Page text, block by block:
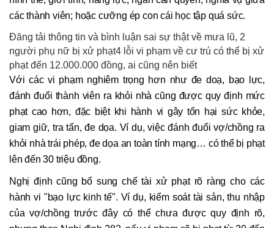
các thành viên; hoặc cưỡng ép con cái học tập quá sức.
Đăng tải thông tin và bình luận sai sự thật về mưa lũ, 2
người phụ nữ bị xử phạt4 lỗi vi phạm về cư trú có thể bị xử
phạt đến 12.000.000 đồng, ai cũng nên biết
Với các vi phạm nghiêm trọng hơn như đe doạ, bạo lực,
đánh đuổi thành viên ra khỏi nhà cũng được quy định mức
phạt cao hơn, đặc biệt khi hành vi gây tổn hại sức khỏe,
giam giữ, tra tấn, đe dọa. Ví dụ, việc đánh đuổi vợ/chồng ra
khỏi nhà trái phép, đe dọa an toàn tính mạng… có thể bị phạt
lên đến 30 triệu đồng.
Nghị định cũng bổ sung chế tài xử phạt rõ ràng cho các
hành vi "bạo lực kinh tế". Ví dụ, kiểm soát tài sản, thu nhập
của vợ/chồng trước đây có thể chưa được quy định rõ,